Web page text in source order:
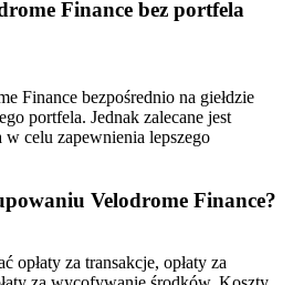
Finance bez portfela
Finance bezpośrednio na giełdzie
portfela. Jednak zalecane jest
w celu zapewnienia lepszego
Velodrome Finance?
opłaty za transakcje, opłaty za